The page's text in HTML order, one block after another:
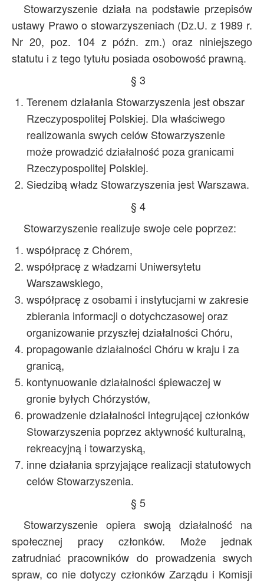
Stowarzyszenie działa na podstawie przepisów
ustawy Prawo o stowarzyszeniach (Dz.U. z 1989 r.
Nr 20, poz. 104 z późn. zm.) oraz niniejszego
statutu i z tego tytułu posiada osobowość prawną.
§ 3
Terenem działania Stowarzyszenia jest obszar
Rzeczypospolitej Polskiej. Dla właściwego
realizowania swych celów Stowarzyszenie
może prowadzić działalność poza granicami
Rzeczypospolitej Polskiej.
Siedzibą władz Stowarzyszenia jest Warszawa.
§ 4
Stowarzyszenie realizuje swoje cele poprzez:
współpracę z Chórem,
współpracę z władzami Uniwersytetu
Warszawskiego,
współpracę z osobami i instytucjami w zakresie
zbierania informacji o dotychczasowej oraz
organizowanie przyszłej działalności Chóru,
propagowanie działalności Chóru w kraju i za
granicą,
kontynuowanie działalności śpiewaczej w
gronie byłych Chórzystów,
prowadzenie działalności integrującej członków
Stowarzyszenia poprzez aktywność kulturalną,
rekreacyjną i towarzyską,
inne działania sprzyjające realizacji statutowych
celów Stowarzyszenia.
§ 5
Stowarzyszenie opiera swoją działalność na
społecznej pracy członków. Może jednak
zatrudniać pracowników do prowadzenia swych
spraw, co nie dotyczy członków Zarządu i Komisji